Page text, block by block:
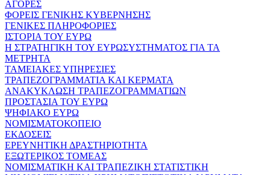
ΑΓΟΡΕΣ
ΦΟΡΕΙΣ ΓΕΝΙΚΗΣ ΚΥΒΕΡΝΗΣΗΣ
ΓΕΝΙΚΕΣ ΠΛΗΡΟΦΟΡΙΕΣ
ΙΣΤΟΡΙΑ ΤΟΥ ΕΥΡΩ
Η ΣΤΡΑΤΗΓΙΚΗ ΤΟΥ ΕΥΡΩΣΥΣΤΗΜΑΤΟΣ ΓΙΑ ΤΑ
ΜΕΤΡΗΤΑ
ΤΑΜΕΙΑΚΕΣ ΥΠΗΡΕΣΙΕΣ
ΤΡΑΠΕΖΟΓΡΑΜΜΑΤΙΑ ΚΑΙ ΚΕΡΜΑΤΑ
ΑΝΑΚΥΚΛΩΣΗ ΤΡΑΠΕΖΟΓΡΑΜΜΑΤΙΩΝ
ΠΡΟΣΤΑΣΙΑ ΤΟΥ ΕΥΡΩ
ΨΗΦΙΑΚΟ ΕΥΡΩ
ΝΟΜΙΣΜΑΤΟΚΟΠΕΙΟ
ΕΚΔΟΣΕΙΣ
ΕΡΕΥΝΗΤΙΚΗ ΔΡΑΣΤΗΡΙΟΤΗΤΑ
ΕΞΩΤΕΡΙΚΟΣ ΤΟΜΕΑΣ
ΝΟΜΙΣΜΑΤΙΚΗ ΚΑΙ ΤΡΑΠΕΖΙΚΗ ΣΤΑΤΙΣΤΙΚΗ